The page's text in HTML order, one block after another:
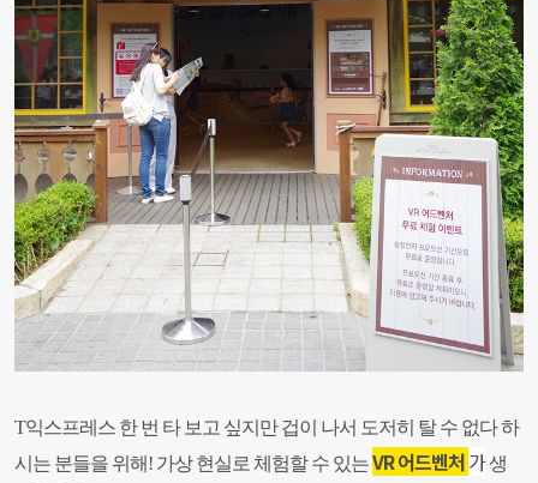
T익스프레스 한 번 타 보고 싶지만 겁이 나서 도저히 탈 수 없다 하
시는 분들을 위해! 가상 현실로 체험할 수 있는VR 어드벤처가생